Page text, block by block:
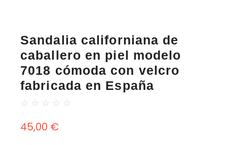
Sandalia californiana de
caballero en piel modelo
7018 cómoda con velcro
fabricada en España
☆ ☆ ☆ ☆ ☆
45,00 €